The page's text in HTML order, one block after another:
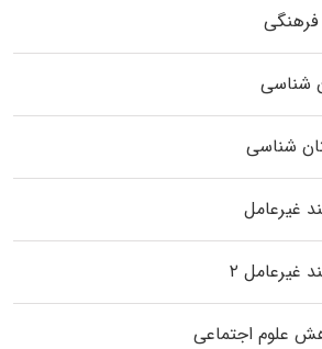
فرهنگی
شناسی
شناسی
غیرعامل
غیرعامل ۲
علوم اجتماعی